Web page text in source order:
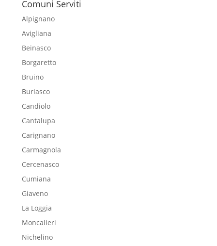
Comuni Serviti
Alpignano
Avigliana
Beinasco
Borgaretto
Bruino
Buriasco
Candiolo
Cantalupa
Carignano
Carmagnola
Cercenasco
Cumiana
Giaveno
La Loggia
Moncalieri
Nichelino